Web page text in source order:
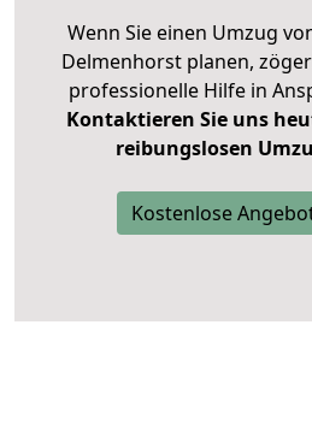
Wenn Sie einen Umzug
Delmenhorst planen,
professionelle Hilfe in
Kontaktieren Sie uns
reibungslosen
Kostenlose